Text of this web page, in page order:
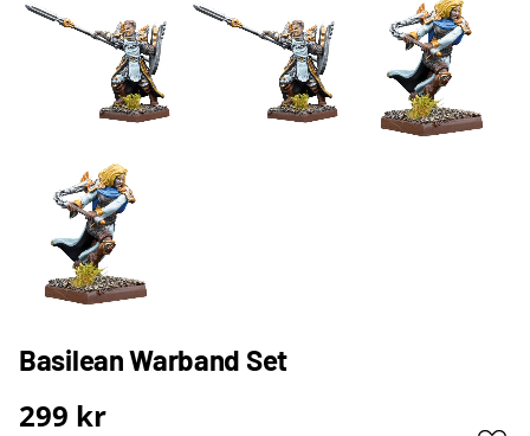
Basilean Warband Set
299 kr